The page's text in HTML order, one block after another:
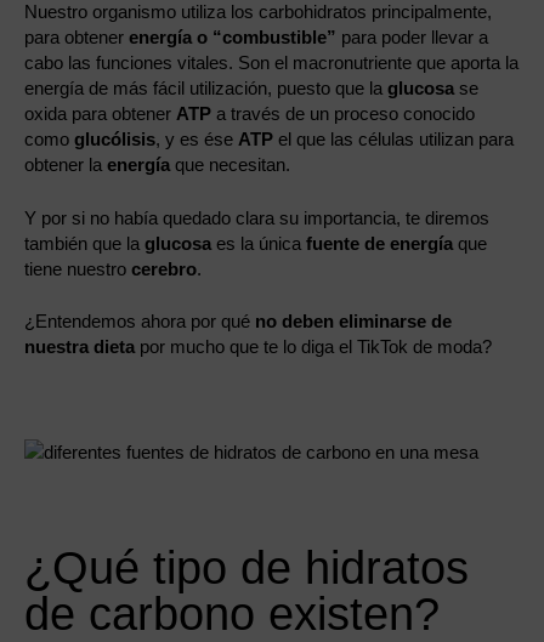
Nuestro organismo utiliza los carbohidratos principalmente,
para obtener energía o “combustible” para poder llevar a
cabo las funciones vitales. Son el macronutriente que aporta la
energía de más fácil utilización, puesto que la glucosa se
oxida para obtener ATP a través de un proceso conocido
como glucólisis, y es ése ATP el que las células utilizan para
obtener la energía que necesitan.
Y por si no había quedado clara su importancia, te diremos
también que la glucosa es la única fuente de energía que
tiene nuestro cerebro.
¿Entendemos ahora por qué no deben eliminarse de
nuestra dieta por mucho que te lo diga el TikTok de moda?
¿Qué tipo de hidratos
de carbono existen?